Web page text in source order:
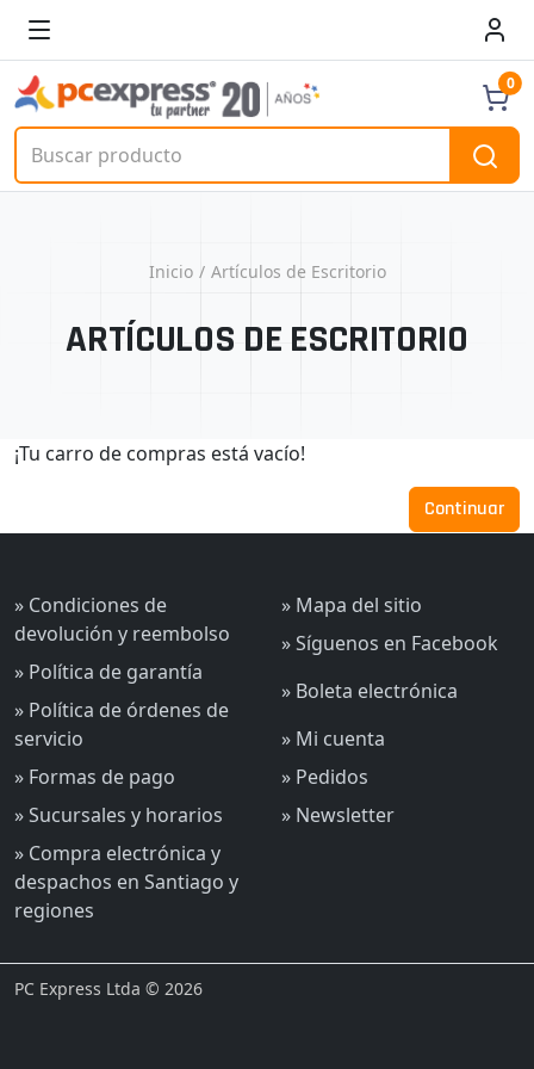
0
Inicio Artículos de Escritorio
ARTÍCULOS DE ESCRITORIO
¡Tu carro de compras está vacío!
Continuar
» Condiciones de
devolución y reembolso
» Política de garantía
» Política de órdenes de
servicio
» Formas de pago
» Sucursales y horarios
» Compra electrónica y
despachos en Santiago y
regiones
» Mapa del sitio
» Síguenos en Facebook
» Boleta electrónica
» Mi cuenta
» Pedidos
» Newsletter
PC Express Ltda © 2026